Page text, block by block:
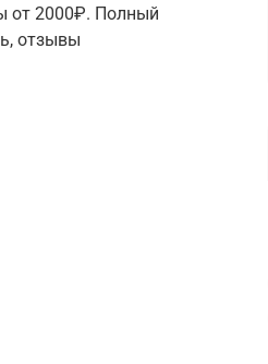
от 2000₽. Полный
отзывы